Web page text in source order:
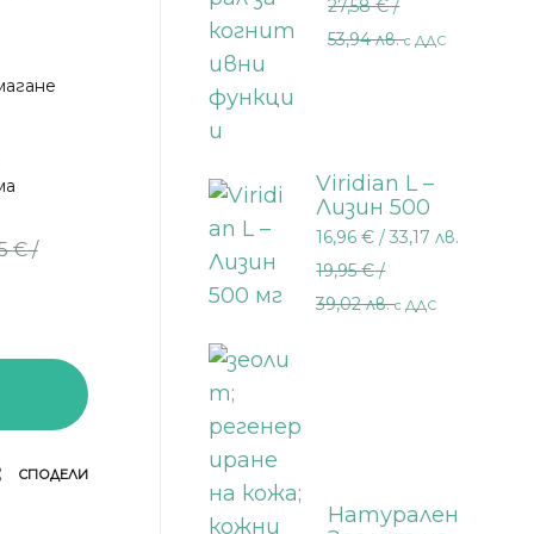
€/
СПОДЕЛИ
когнитивни
функции 30
27,58€/
53,94 лв.с ДДС
Viridian L –
Лизин 500
мг 30
16,96€ / 33,17 лв.
19,95€/
39,02 лв.с ДДС
Натурален